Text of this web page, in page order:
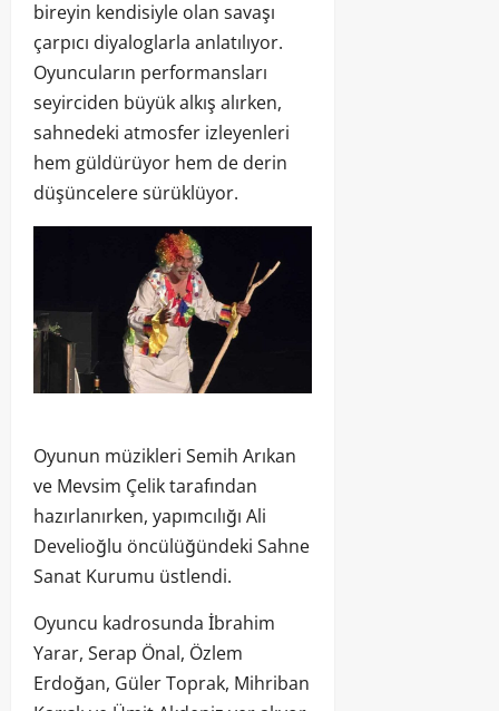
bireyin kendisiyle olan savaşı
çarpıcı diyaloglarla anlatılıyor.
Oyuncuların performansları
seyirciden büyük alkış alırken,
sahnedeki atmosfer izleyenleri
hem güldürüyor hem de derin
düşüncelere sürüklüyor.
Oyunun müzikleri Semih Arıkan
ve Mevsim Çelik tarafından
hazırlanırken, yapımcılığı Ali
Develioğlu öncülüğündeki Sahne
Sanat Kurumu üstlendi.
Oyuncu kadrosunda İbrahim
Yarar, Serap Önal, Özlem
Erdoğan, Güler Toprak, Mihriban